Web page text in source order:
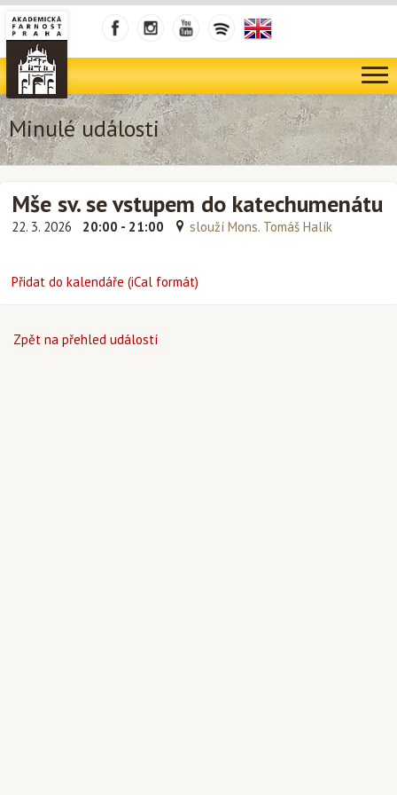
Minulé události
Mše sv. se vstupem do katechumenátu
22. 3. 2026 20:00 - 21:00 slouží Mons. Tomáš Halík
Přidat do kalendáře (iCal formát)
Zpět na přehled událostí